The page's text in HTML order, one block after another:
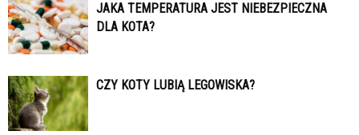
JAKA TEMPERATURA JEST NIEBEZPIECZNA
DLA KOTA?
CZY KOTY LUBIĄ LEGOWISKA?